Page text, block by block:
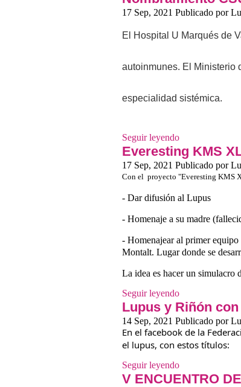
17 Sep, 2021 Publicado por
El Hospital U Marqués de
autoinmunes. El Ministerio
especialidad sistémica.
Seguir leyendo
Everesting KMS
17 Sep, 2021 Publicado por
Con el proyecto "Everesting KMS
- Dar difusión al Lupus
- Homenaje a su madre
- Homenajear al primer
Montalt. Lugar donde se
La idea es hacer un simulacro
Seguir leyendo
Lupus y Riñón
14 Sep, 2021 Publicado por
En el facebook de la
el lupus, con estos títulos:
Seguir leyendo
V ENCUENTRO